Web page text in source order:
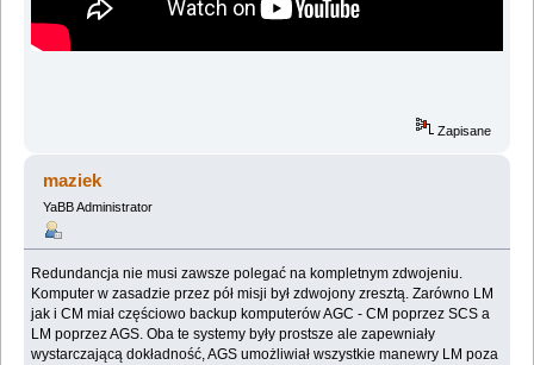
Zapisane
maziek
YaBB Administrator
Redundancja nie musi zawsze polegać na kompletnym zdwojeniu.
Komputer w zasadzie przez pół misji był zdwojony zresztą. Zarówno LM
jak i CM miał częściowo backup komputerów AGC - CM poprzez SCS a
LM poprzez AGS. Oba te systemy były prostsze ale zapewniały
wystarczającą dokładność, AGS umożliwiał wszystkie manewry LM poza